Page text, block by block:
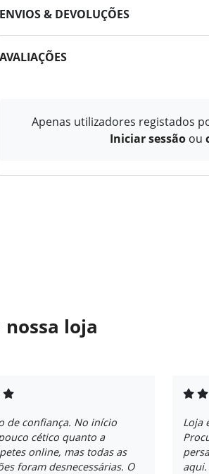
ENVIOS & DEVOLUÇÕES
AVALIAÇÕES
Apenas utilizadores registados
Iniciar sessão ou
loja
de confiança. No início
cético quanto a
online, mas todas as
foram desnecessárias. O
Loja